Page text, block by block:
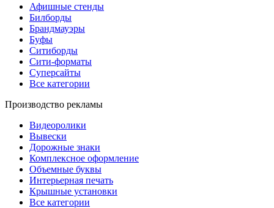
Афишные стенды
Билборды
Брандмауэры
Буфы
Ситиборды
Сити-форматы
Суперсайты
Все категории
Производство рекламы
Видеоролики
Вывески
Дорожные знаки
Комплексное оформление
Объемные буквы
Интерьерная печать
Крышные установки
Все категории